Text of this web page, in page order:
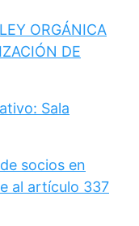
ORGÁNICA
DE
Sala
socios en
al artículo 337